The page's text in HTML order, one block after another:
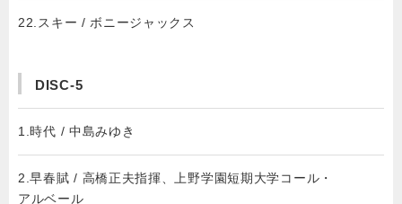
22.スキー / ボニージャックス
DISC-5
1.時代 / 中島みゆき
2.早春賦 / 高橋正夫指揮、上野学園短期大学コール・
アルベール